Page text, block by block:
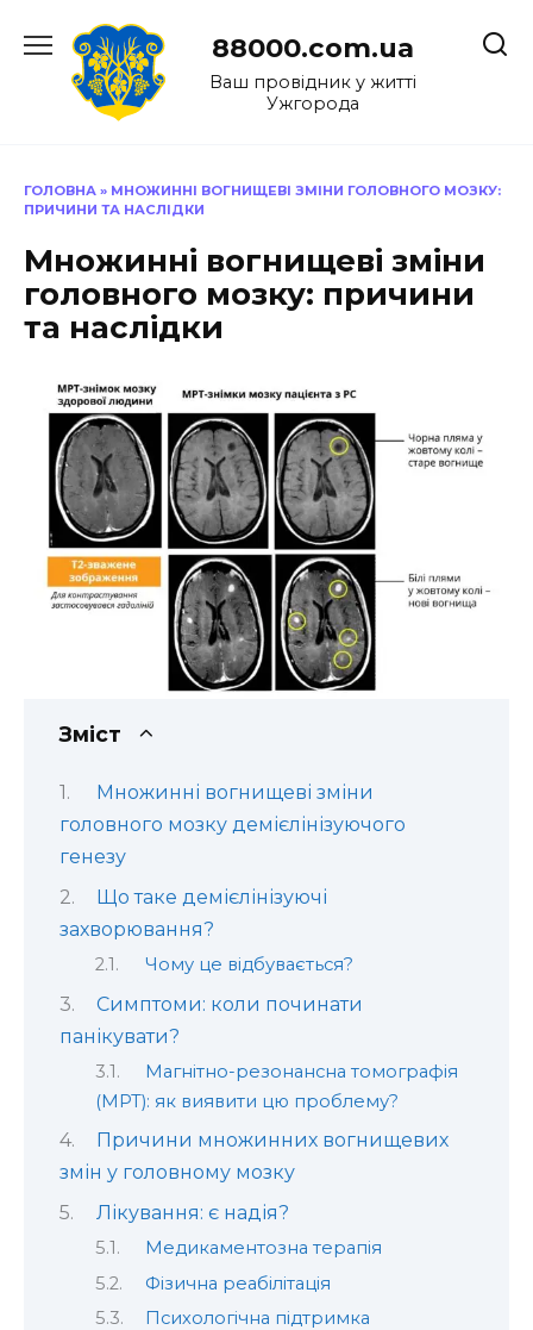
до
88000.com.ua
Ваш провідник у житті
Ужгорода
ГОЛОВНА » МНОЖИННІ ВОГНИЩЕВІ ЗМІНИ ГОЛОВНОГО МОЗКУ:
ПРИЧИНИ ТА НАСЛІДКИ
Множинні вогнищеві зміни
головного мозку: причини
та наслідки
Зміст
Множинні вогнищеві зміни
головного мозку демієлінізуючого
генезу
Що таке демієлінізуючі
захворювання?
Чому це відбувається?
Симптоми: коли починати
панікувати?
Магнітно-резонансна томографія
(МРТ): як виявити цю проблему?
Причини множинних вогнищевих
змін у головному мозку
Лікування: є надія?
Медикаментозна терапія
Фізична реабілітація
Психологічна підтримка